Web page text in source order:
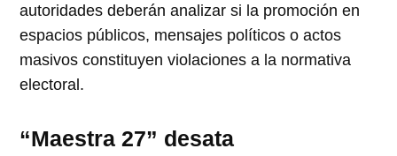
autoridades deberán analizar si la promoción en
espacios públicos, mensajes políticos o actos
masivos constituyen violaciones a la normativa
electoral.
“Maestra 27” desata